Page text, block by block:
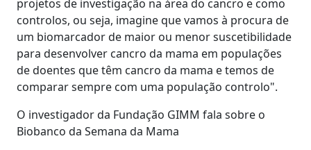
projetos de investigação na área do cancro e como
controlos, ou seja, imagine que vamos à procura de
um biomarcador de maior ou menor suscetibilidade
para desenvolver cancro da mama em populações
de doentes que têm cancro da mama e temos de
comparar sempre com uma população controlo".
O investigador da Fundação GIMM fala sobre o
Biobanco da Semana da Mama